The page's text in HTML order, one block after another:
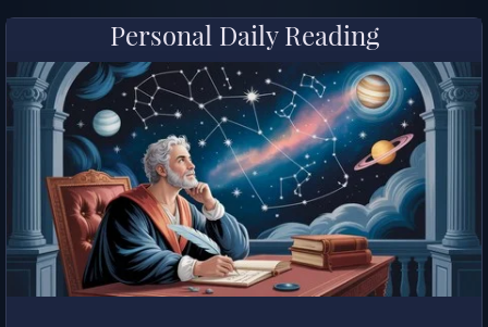
Personal Daily Reading